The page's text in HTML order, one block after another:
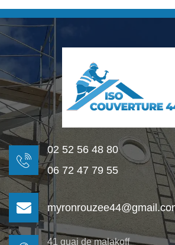
02 52 56 48 80
06 72 47 79 55
41 quai de malakoff